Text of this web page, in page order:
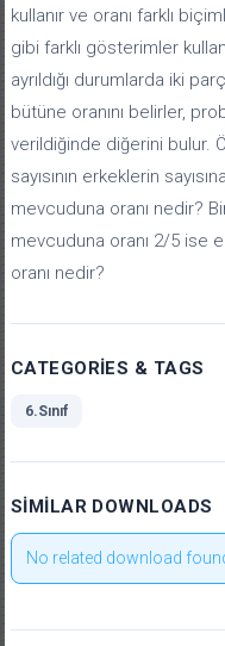
kullanır ve oranı farklı
gibi farklı gösterimler
ayrıldığı durumlarda iki
bütüne oranını belirler,
verildiğinde diğerini bulur.
sayısının erkeklerin
mevcuduna oranı nedir? Bir
mevcuduna oranı 2/5 ise
oranı nedir?
CATEGORIES & TAGS
6.Sınıf
SIMILAR DOWNLOADS
No related download